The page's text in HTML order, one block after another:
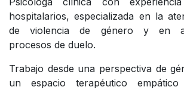
hospitalarios, especializada en la
de violencia de género y en
procesos de duelo.
Trabajo desde una perspectiva de
un espacio terapéutico